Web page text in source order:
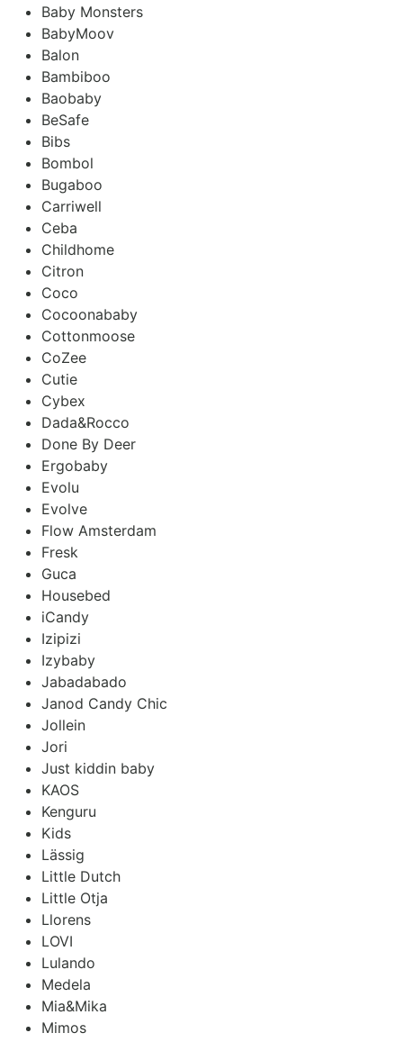
Baby Monsters
BabyMoov
Balon
Bambiboo
Baobaby
BeSafe
Bibs
Bombol
Bugaboo
Carriwell
Ceba
Childhome
Citron
Coco
Cocoonababy
Cottonmoose
CoZee
Cutie
Cybex
Dada&Rocco
Done By Deer
Ergobaby
Evolu
Evolve
Flow Amsterdam
Fresk
Guca
Housebed
iCandy
Izipizi
Izybaby
Jabadabado
Janod Candy Chic
Jollein
Jori
Just kiddin baby
KAOS
Kenguru
Kids
Lässig
Little Dutch
Little Otja
Llorens
LOVI
Lulando
Medela
Mia&Mika
Mimos